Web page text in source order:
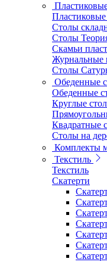
Столы
Столы
Скамьи
Журнальные
Столы
Обеденные
Обеденные
Круглые
Квадратные
Столы на
Комплекты
Текстиль
Текстиль
Скатерти